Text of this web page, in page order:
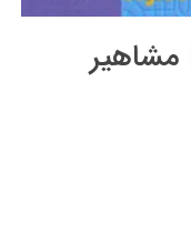
مشاهیر